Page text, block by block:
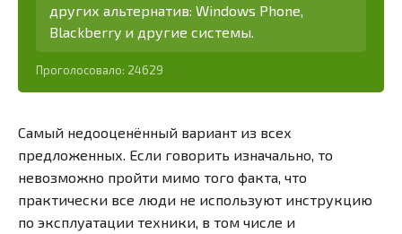
других альтернатив: Windows Phone,
Blackberry и другие системы.
Проголосовало: 24629
Самый недооценённый вариант из всех
предложенных. Если говорить изначально, то
невозможно пройти мимо того факта, что
практически все люди не используют инструкцию
по эксплуатации техники, в том числе и